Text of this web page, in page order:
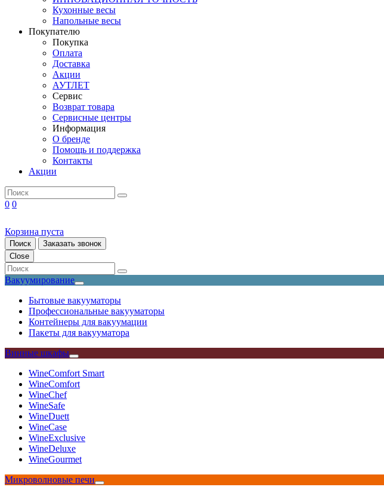
Кухонные весы
Напольные весы
Покупателю
Покупка
Оплата
Доставка
Акции
АУТЛЕТ
Сервис
Возврат товара
Сервисные центры
Информация
О бренде
Помощь и поддержка
Контакты
Акции
0 0
Корзина пуста
Поиск
Заказать звонок
Close
Вакуумирование
Бытовые вакууматоры
Профессиональные вакууматоры
Контейнеры для вакуумации
Пакеты для вакууматора
Винные шкафы
WineComfort Smart
WineComfort
WineChef
WineSafe
WineDuett
WineCase
WineExclusive
WineDeluxe
WineGourmet
Микроволновые печи